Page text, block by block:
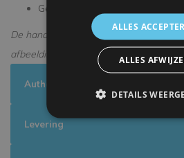
Geleverd in een premium
De handtekening kan enigszins
afbeelding.
Authenticiteit
Levering
ALLES
ALLES
DETAILS